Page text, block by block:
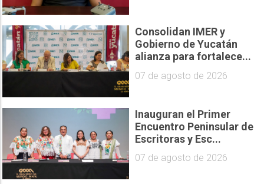
Consolidan IMER y
Gobierno de Yucatán
alianza para fortalece...
07 de agosto de 2026
Inauguran el Primer
Encuentro Peninsular de
Escritoras y Esc...
07 de agosto de 2026